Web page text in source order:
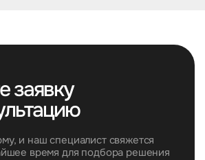
заявку
и наш специалист свяжется
время для подбора решения